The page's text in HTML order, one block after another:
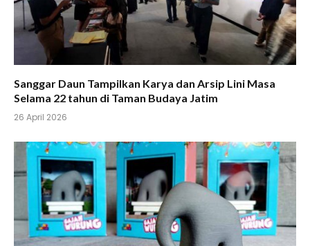
Sanggar Daun Tampilkan Karya dan Arsip Lini Masa
Selama 22 tahun di Taman Budaya Jatim
26 April 2026